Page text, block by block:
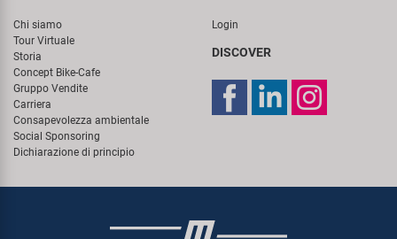
Chi siamo
Tour Virtuale
Storia
Concept Bike-Cafe
Gruppo Vendite
Carriera
Consapevolezza ambientale
Social Sponsoring
Dichiarazione di principio
Login
DISCOVER